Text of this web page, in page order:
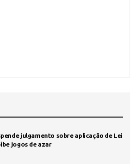
julgamento sobre aplicação de Lei
jogos de azar